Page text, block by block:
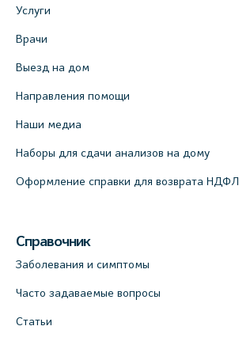
Услуги
Врачи
Выезд на дом
Направления помощи
Наши медиа
Наборы для сдачи анализов на дому
Оформление справки для возврата НДФЛ
Справочник
Заболевания и симптомы
Часто задаваемые вопросы
Статьи